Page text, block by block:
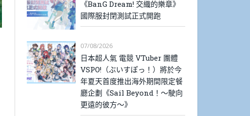
《BanG Dream! 交織的樂章》
國際服封閉測試正式開跑
07/08/2026
日本超人氣 電競 VTuber 團體
VSPO!（ぶいすぽっ！）將於今
年夏天首度推出海外期間限定餐
廳企劃《Sail Beyond！～駛向
更遠的彼方～》